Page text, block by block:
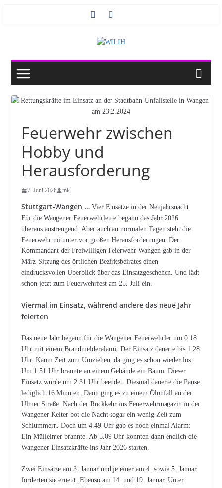
Feuerwehr zwischen
Hobby und
Herausforderung
7. Juni 2026 mk
Stuttgart-Wangen …Vier Einsätze in der Neujahrsnacht:
Für die Wangener Feuerwehrleute begann das Jahr 2026
überaus anstrengend. Aber auch an normalen Tagen steht die
Feuerwehr mitunter vor großen Herausforderungen. Der
Kommandant der Freiwilligen Feierwehr Wangen gab in der
März-Sitzung des örtlichen Bezirksbeirates einen
eindrucksvollen Überblick über das Einsatzgeschehen. Und lädt
schon jetzt zum Feuerwehrfest am 25. Juli ein.
Viermal im Einsatz, während andere das neue Jahr
feierten
Das neue Jahr begann für die Wangener Feuerwehrler um 0.18
Uhr mit einem Brandmelderalarm. Der Einsatz dauerte bis 1.28
Uhr. Kaum Zeit zum Umziehen, da ging es schon wieder los:
Um 1.51 Uhr brannte an einem Gebäude ein Baum. Dieser
Einsatz wurde um 2.31 Uhr beendet. Diesmal dauerte die Pause
lediglich 16 Minuten. Dann ging es zu einem Ölunfall an der
Ulmer Straße. Nach der Rückkehr ins Feuerwehrmagazin in der
Wangener Kelter bot die Nacht sogar ein wenig Zeit zum
Schlummern. Doch um 4.49 Uhr gab es noch einmal Alarm:
Ein Mülleimer brannte. Ab 5.09 Uhr konnten dann endlich die
Wangener Einsatzkräfte ins Jahr 2026 starten.
Zwei Einsätze am 3. Januar und je einer am 4. sowie 5. Januar
forderten sie erneut. Ebenso am 14. und 19. Januar. Unter